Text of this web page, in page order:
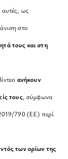
αυτές, ως
στο
τους και στη
ανήκουν
τους, σύμφωνα
790 (ΕΕ) περί
των ορίων της